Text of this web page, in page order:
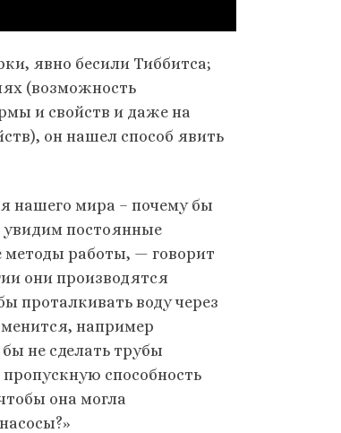
явно бесили Тиббитса;
(возможность
и свойств и даже на
он нашел способ явить
нашего мира – почему бы
увидим постоянные
методы работы, — говорит
они производятся
проталкивать воду через
например
не сделать трубы
способность
она могла